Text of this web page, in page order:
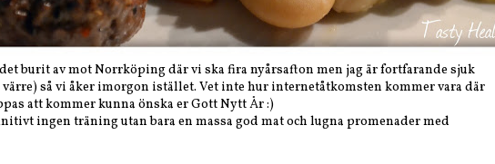
burit av mot Norrköping där vi ska fira nyårsafton men jag är fortfarande sjuk
så vi åker imorgon istället. Vet inte hur internetåtkomsten kommer vara där
att kommer kunna önska er Gott Nytt År :)
ingen träning utan bara en massa god mat och lugna promenader med